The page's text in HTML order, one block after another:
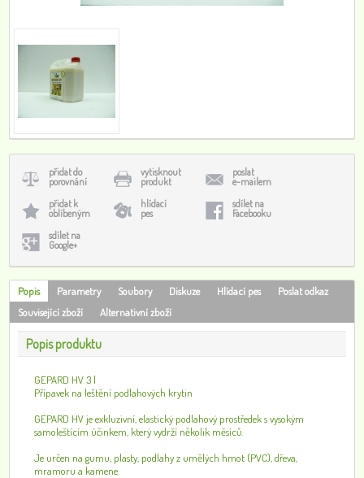
přidat do
porovnání
vytisknout
produkt
poslat
e-mailem
přidat k
oblíbeným
hlídací
pes
sdílet na
Facebooku
sdílet na
Google+
Popis Parametry Soubory Diskuze Hlídací pes
Poslat odkaz
Související zboží
Alternativní zboží
Popis produktu
GEPARD HV 3 l
Přípavek na leštění podlahových krytin
GEPARD HV je exkluzivní, elastický podlahový prostředek s vysokým
samoleštícím účinkem, který vydrží několik měsíců.
Je určen na gumu, plasty, podlahy z umělých hmot (PVC), dřeva,
mramoru a kamene.